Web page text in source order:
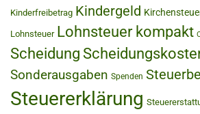
Kinderfreibetrag Kindergeld
Lohnsteuer Lohnsteuer kompakt
Scheidung
Sonderausgaben Spenden
Steuererklärung